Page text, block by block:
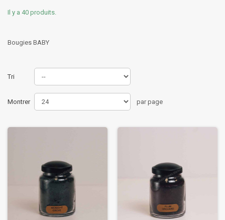
Il y a 40 produits.
Bougies BABY
Tri
Montrer par page